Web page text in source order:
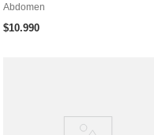
Abdomen
$10.990